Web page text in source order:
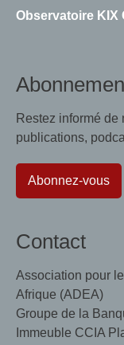
Observatoire KIX
Restez informé
publications,
Abonnez-vous
Contact
Association pour
Afrique (ADEA)
Groupe de la
Immeuble CCIA